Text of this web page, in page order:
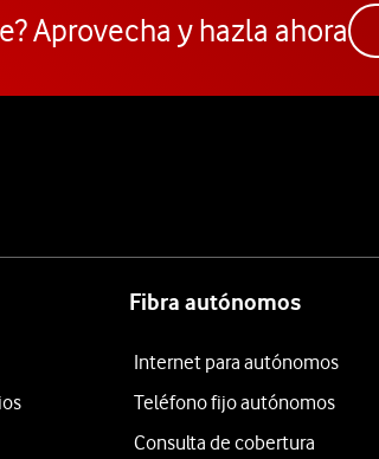
Aprovecha y hazla ahora
Fibra autónomos
Internet para autónomos
Teléfono fijo autónomos
Consulta de cobertura